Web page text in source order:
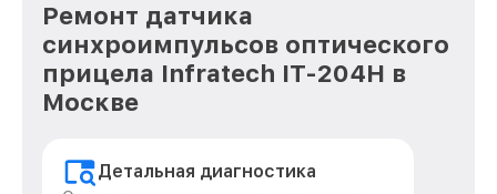
Ремонт датчика
синхроимпульсов оптического
прицела Infratech IT-204H в
Москве
Детальная диагностика